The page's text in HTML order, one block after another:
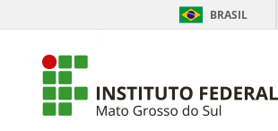
BRASIL